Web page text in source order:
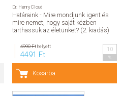
Dr. Henry Cloud
Határaink - Mire mondjunk igent és
mire nemet, hogy saját kézben
tarthassuk az életünket? (2. kiadás)
4990 Fthelyett
4491 Ft
10
Kosárba